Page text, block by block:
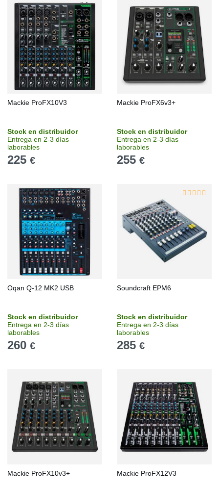
Mackie ProFX10V3
Stock en distribuidor
Entrega en 2-3 días
laborables
225 €
Mackie ProFX6v3+
Stock en distribuidor
Entrega en 2-3 días
laborables
255 €
Oqan Q-12 MK2 USB
Stock en distribuidor
Entrega en 2-3 días
laborables
260 €
Soundcraft EPM6
Stock en distribuidor
Entrega en 2-3 días
laborables
285 €
Mackie ProFX10v3+ Mackie ProFX12V3